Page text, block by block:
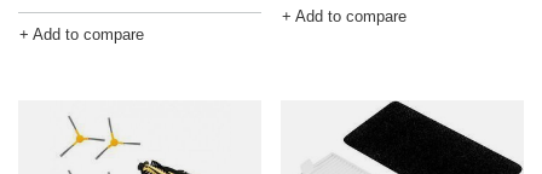
+ Add to compare
+ Add to compare